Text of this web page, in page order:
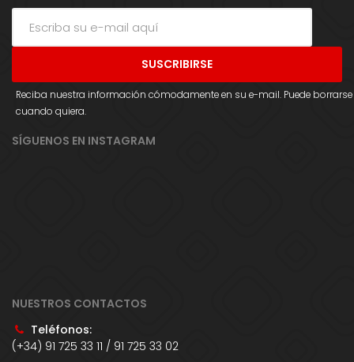
Reciba nuestra información cómodamente en su e-mail. Puede borrarse
cuando quiera.
SÍGUENOS EN INSTAGRAM
NUESTROS CONTACTOS
Teléfonos:
(+34) 91 725 33 11 / 91 725 33 02